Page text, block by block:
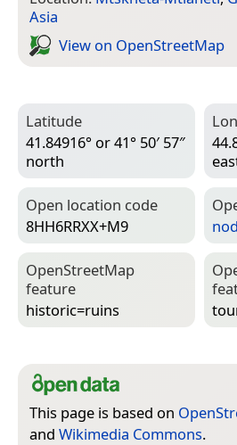
Asia
View on Open­Street­Map
Latitude
41.84916° or 41° 50′ 57″
north
Open location code
8HH6RRXX+M9
Open­Street­Map
feature
historic=­ruins
This page is based on
and Wikimedia Commons.